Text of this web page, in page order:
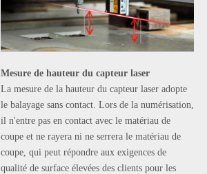
Mesure de hauteur du capteur laser
La mesure de la hauteur du capteur laser adopte
le balayage sans contact. Lors de la numérisation,
il n'entre pas en contact avec le matériau de
coupe et ne rayera ni ne serrera le matériau de
coupe, qui peut répondre aux exigences de
qualité de surface élevées des clients pour les